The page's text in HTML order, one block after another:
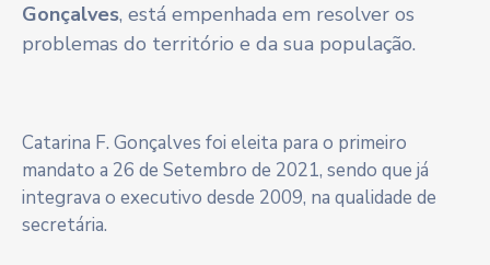
Gonçalves, está empenhada em resolver os
problemas do território e da sua população.
Catarina F. Gonçalves foi eleita para o primeiro
mandato a 26 de Setembro de 2021, sendo que já
integrava o executivo desde 2009, na qualidade de
secretária.